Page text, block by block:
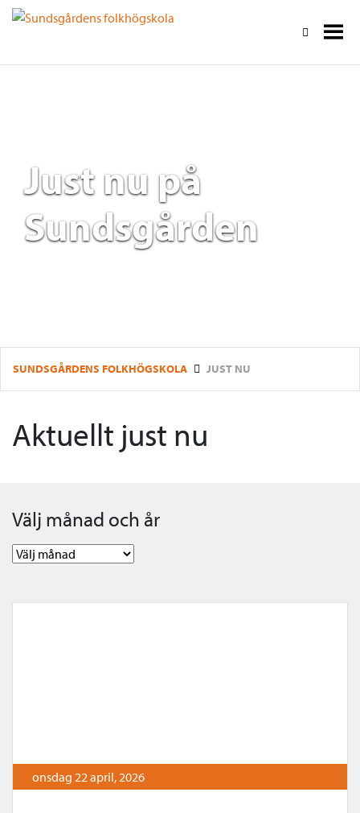
Just nu på
Sundsgården
SUNDSGÅRDENS FOLKHÖGSKOLA JUST NU
Aktuellt just nu
Välj månad och år
onsdag 22 april, 2026